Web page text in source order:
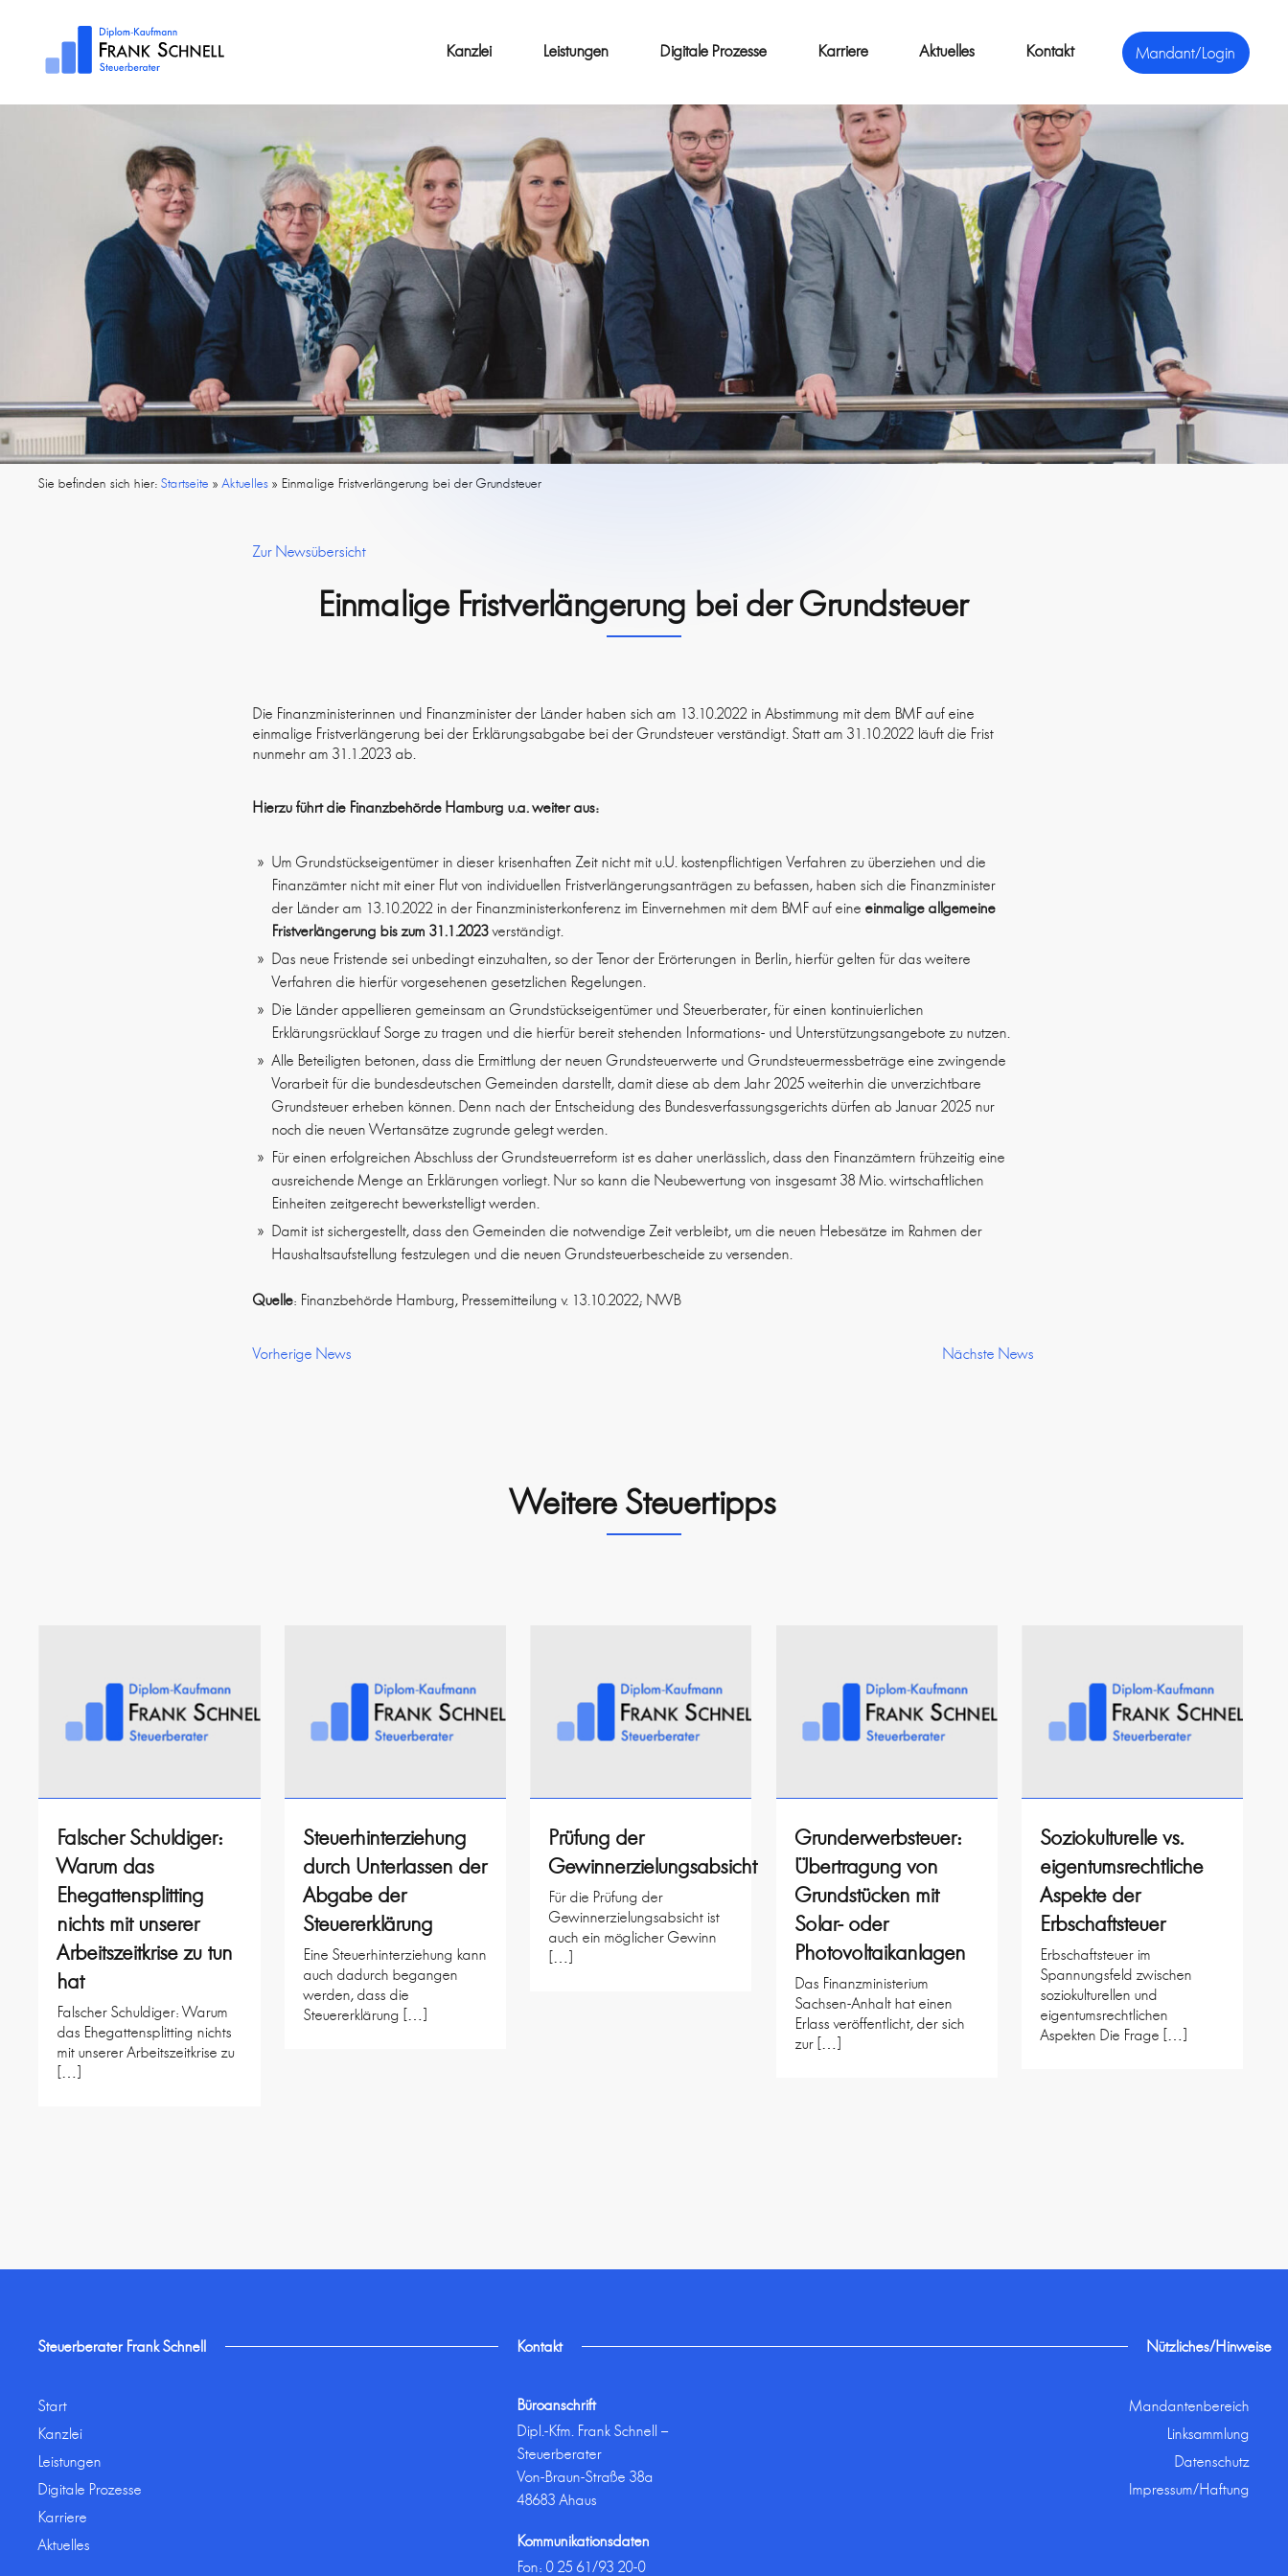
Mandant/Login
Kanzlei Leistungen Digitale Prozesse Karriere Aktuelles Kontakt
Sie befinden sich hier:Startseite »Aktuelles »Einmalige Fristverlängerung bei der Grundsteuer
Zur Newsübersicht
Einmalige Fristverlängerung bei der Grundsteuer
Die Finanzministerinnen und Finanzminister der Länder haben sich am 13.10.2022 in Abstimmung mit dem BMF auf eine
einmalige Fristverlängerung bei der Erklärungsabgabe bei der Grundsteuer verständigt. Statt am 31.10.2022 läuft die Frist
nunmehr am 31.1.2023 ab.
Hierzu führt die Finanzbehörde Hamburg u.a. weiter aus:
Um Grundstückseigentümer in dieser krisenhaften Zeit nicht mit u.U. kostenpflichtigen Verfahren zu überziehen und die
Finanzämter nicht mit einer Flut von individuellen Fristverlängerungsanträgen zu befassen, haben sich die Finanzminister
der Länder am 13.10.2022 in der Finanzministerkonferenz im Einvernehmen mit dem BMF auf eineeinmalige allgemeine
Fristverlängerung bis zum31.1.2023verständigt.
Das neue Fristende sei unbedingt einzuhalten, so der Tenor der Erörterungen in Berlin, hierfür gelten für das weitere
Verfahren die hierfür vorgesehenen gesetzlichen Regelungen.
Die Länder appellieren gemeinsam an Grundstückseigentümer und Steuerberater, für einen kontinuierlichen
Erklärungsrücklauf Sorge zu tragen und die hierfür bereit stehenden Informations- und Unterstützungsangebote zu nutzen.
Alle Beteiligten betonen, dass die Ermittlung der neuen Grundsteuerwerte und Grundsteuermessbeträge eine zwingende
Vorarbeit für die bundesdeutschen Gemeinden darstellt, damit diese ab dem Jahr 2025 weiterhin die unverzichtbare
Grundsteuer erheben können. Denn nach der Entscheidung des Bundesverfassungsgerichts dürfen ab Januar 2025 nur
noch die neuen Wertansätze zugrunde gelegt werden.
Für einen erfolgreichen Abschluss der Grundsteuerreform ist es daher unerlässlich, dass den Finanzämtern frühzeitig eine
ausreichende Menge an Erklärungen vorliegt. Nur so kann die Neubewertung von insgesamt 38 Mio. wirtschaftlichen
Einheiten zeitgerecht bewerkstelligt werden.
Damit ist sichergestellt, dass den Gemeinden die notwendige Zeit verbleibt, um die neuen Hebesätze im Rahmen der
Haushaltsaufstellung festzulegen und die neuen Grundsteuerbescheide zu versenden.
Quelle: Finanzbehörde Hamburg, Pressemitteilung v. 13.10.2022; NWB
Vorherige News Nächste News
Weitere Steuertipps
Falscher Schuldiger:
Warum das
Ehegattensplitting
nichts mit unserer
Arbeitszeitkrise zu tun
hat
Falscher Schuldiger: Warum
das Ehegattensplitting nichts
mit unserer Arbeitszeitkrise zu
[…]
Steuerhinterziehung
durch Unterlassen der
Abgabe der
Steuererklärung
Eine Steuerhinterziehung kann
auch dadurch begangen
werden, dass die
Steuererklärung […]
Prüfung der
Gewinnerzielungsabsicht
Für die Prüfung der
Gewinnerzielungsabsicht ist
auch ein möglicher Gewinn
[…]
Grunderwerbsteuer:
Übertragung von
Grundstücken mit
Solar- oder
Photovoltaikanlagen
Das Finanzministerium
Sachsen-Anhalt hat einen
Erlass veröffentlicht, der sich
zur […]
Soziokulturelle vs.
eigentumsrechtliche
Aspekte der
Erbschaftsteuer
Erbschaftsteuer im
Spannungsfeld zwischen
soziokulturellen und
eigentumsrechtlichen
Aspekten Die Frage […]
Steuerberater Frank Schnell
Start
Kanzlei
Leistungen
Digitale Prozesse
Karriere
Aktuelles
Kontakt
Büroanschrift
Dipl.-Kfm. Frank Schnell –
Steuerberater
Von-Braun-Straße 38a
48683 Ahaus
Kommunikationsdaten
Fon:0 25 61/93 20-0
Nützliches/Hinweise
Mandantenbereich
Linksammlung
Datenschutz
Impressum/Haftung